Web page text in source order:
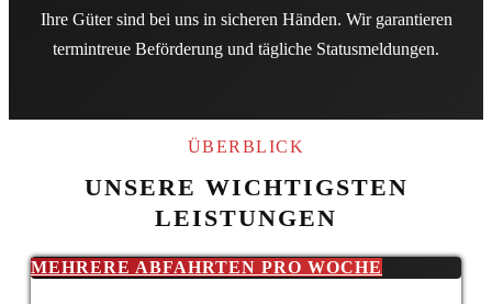
Ihre Güter sind bei uns in sicheren Händen. Wir garantieren
termin­treue Beförderung und tägliche Status­meldungen.
ÜBERBLICK
UNSERE WICHTIGSTEN
LEISTUNGEN
MEHRERE ABFAHRTEN PRO WOCHE